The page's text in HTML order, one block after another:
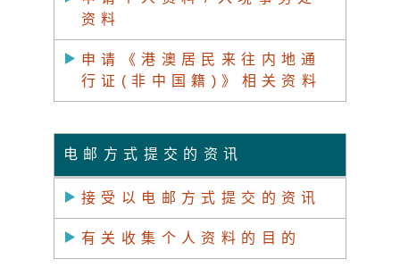
资料
申请《港澳居民来往内地通
行证(非中国籍)》相关资料
电邮方式提交的资讯
接受以电邮方式提交的资讯
有关收集个人资料的目的